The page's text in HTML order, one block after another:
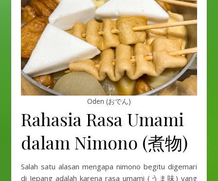
Oden (おでん)
Rahasia Rasa Umami
dalam Nimono (煮物)
Salah satu alasan mengapa nimono begitu digemari
di Jepang adalah karena rasa umami (うま味) yang